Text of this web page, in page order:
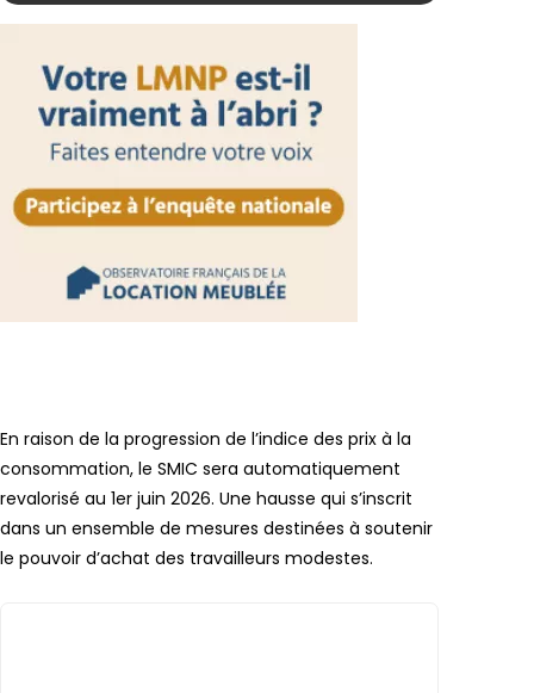
En raison de la progression de l’indice des prix à la
consommation, le SMIC sera automatiquement
revalorisé au 1er juin 2026. Une hausse qui s’inscrit
dans un ensemble de mesures destinées à soutenir
le pouvoir d’achat des travailleurs modestes.